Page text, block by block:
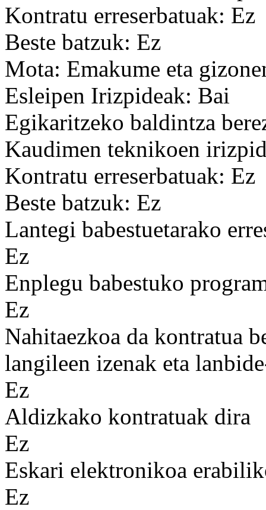
Kontratu erreserbatuak: Ez
Beste batzuk: Ez
Mota: Emakume eta
Esleipen Irizpideak: Bai
Egikaritzeko baldintza
Kaudimen teknikoen
Kontratu erreserbatuak: Ez
Beste batzuk: Ez
Lantegi babestuetarako
Ez
Enplegu babestuko
Ez
Nahitaezkoa da kontratua
langileen izenak eta
Ez
Aldizkako kontratuak dira
Ez
Eskari elektronikoa
Ez